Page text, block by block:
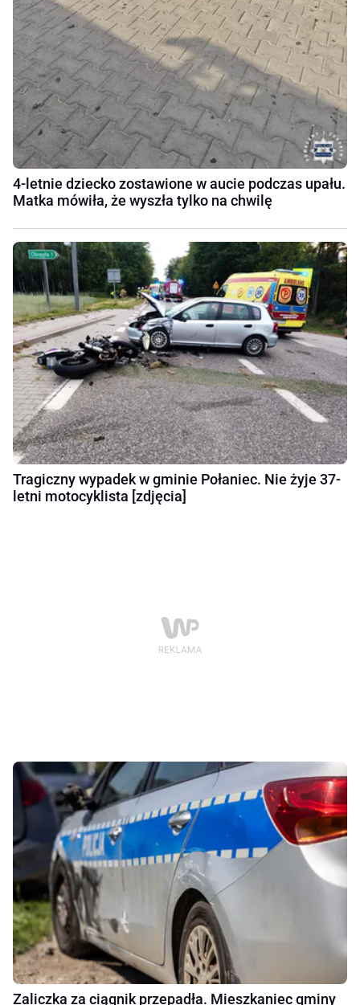
4-letnie dziecko zostawione w aucie podczas upału.
Matka mówiła, że wyszła tylko na chwilę
Tragiczny wypadek w gminie Połaniec. Nie żyje 37-
letni motocyklista [zdjęcia]
Zaliczka za ciągnik przepadła. Mieszkaniec gminy